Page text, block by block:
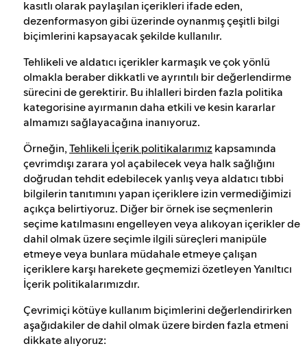
kasıtlı olarak paylaşılan içerikleri ifade eden,
dezenformasyon gibi üzerinde oynanmış çeşitli bilgi
biçimlerini kapsayacak şekilde kullanılır.
Tehlikeli ve aldatıcı içerikler karmaşık ve çok yönlü
olmakla beraber dikkatli ve ayrıntılı bir değerlendirme
sürecini de gerektirir. Bu ihlalleri birden fazla politika
kategorisine ayırmanın daha etkili ve kesin kararlar
almamızı sağlayacağına inanıyoruz.
Örneğin,Tehlikeli İçerik politikalarımız kapsamında
çevrimdışı zarara yol açabilecek veya halk sağlığını
doğrudan tehdit edebilecek yanlış veya aldatıcı tıbbi
bilgilerin tanıtımını yapan içeriklere izin vermediğimizi
açıkça belirtiyoruz. Diğer bir örnek ise seçmenlerin
seçime katılmasını engelleyen veya alıkoyan içerikler de
dahil olmak üzere seçimle ilgili süreçleri manipüle
etmeye veya bunlara müdahale etmeye çalışan
içeriklere karşı harekete geçmemizi özetleyen Yanıltıcı
İçerik politikalarımızdır.
Çevrimiçi kötüye kullanım biçimlerini değerlendirirken
aşağıdakiler de dahil olmak üzere birden fazla etmeni
dikkate alıyoruz: